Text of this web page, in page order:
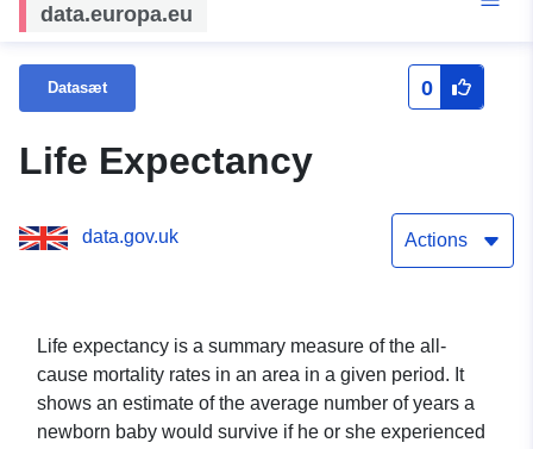
data.europa.eu
Datasæt 0
Life Expectancy
data.gov.uk Actions
Life expectancy is a summary measure of the all-
cause mortality rates in an area in a given period. It
shows an estimate of the average number of years a
newborn baby would survive if he or she experienced